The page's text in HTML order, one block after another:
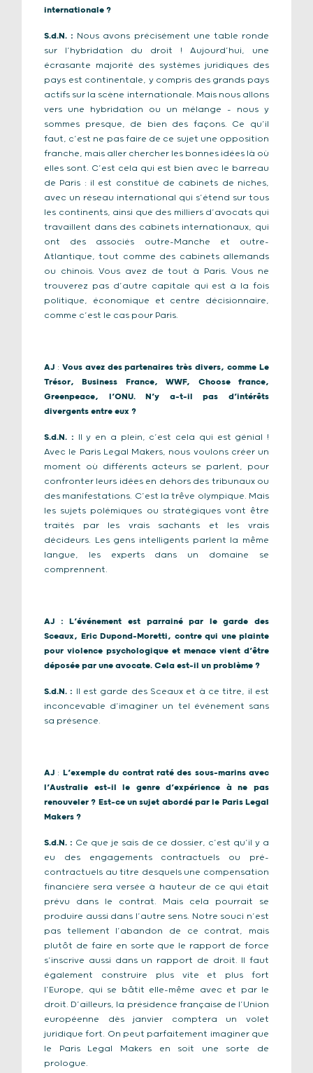
internationale ?
S.d.N. : Nous avons précisément une table ronde
sur l’hybridation du droit ! Aujourd’hui, une
écrasante majorité des systèmes juridiques des
pays est continentale, y compris des grands pays
actifs sur la scène internationale. Mais nous allons
vers une hybridation ou un mélange – nous y
sommes presque, de bien des façons. Ce qu’il
faut, c’est ne pas faire de ce sujet une opposition
franche, mais aller chercher les bonnes idées là où
elles sont. C’est cela qui est bien avec le barreau
de Paris : il est constitué de cabinets de niches,
avec un réseau international qui s’étend sur tous
les continents, ainsi que des milliers d’avocats qui
travaillent dans des cabinets internationaux, qui
ont des associés outre-Manche et outre-
Atlantique, tout comme des cabinets allemands
ou chinois. Vous avez de tout à Paris. Vous ne
trouverez pas d’autre capitale qui est à la fois
politique, économique et centre décisionnaire,
comme c’est le cas pour Paris.
AJ : Vous avez des partenaires très divers, comme Le
Trésor, Business France, WWF, Choose france,
Greenpeace, l’ONU. N’y a-t-il pas d’intérêts
divergents entre eux ?
S.d.N. : Il y en a plein, c’est cela qui est génial !
Avec le Paris Legal Makers, nous voulons créer un
moment où différents acteurs se parlent, pour
confronter leurs idées en dehors des tribunaux ou
des manifestations. C’est la trêve olympique. Mais
les sujets polémiques ou stratégiques vont être
traités par les vrais sachants et les vrais
décideurs. Les gens intelligents parlent la même
langue, les experts dans un domaine se
comprennent.
AJ : L’événement est parrainé par le garde des
Sceaux, Eric Dupond-Moretti, contre qui une plainte
pour violence psychologique et menace vient d’être
déposée par une avocate. Cela est-il un problème ?
S.d.N. : Il est garde des Sceaux et à ce titre, il est
inconcevable d’imaginer un tel événement sans
sa présence.
AJ : L’exemple du contrat raté des sous-marins avec
l’Australie est-il le genre d’expérience à ne pas
renouveler ? Est-ce un sujet abordé par le Paris Legal
Makers ?
S.d.N. : Ce que je sais de ce dossier, c’est qu’il y a
eu des engagements contractuels ou pré-
contractuels au titre desquels une compensation
financière sera versée à hauteur de ce qui était
prévu dans le contrat. Mais cela pourrait se
produire aussi dans l’autre sens. Notre souci n’est
pas tellement l’abandon de ce contrat, mais
plutôt de faire en sorte que le rapport de force
s’inscrive aussi dans un rapport de droit. Il faut
également construire plus vite et plus fort
l’Europe, qui se bâtit elle-même avec et par le
droit. D’ailleurs, la présidence française de l’Union
européenne dès janvier comptera un volet
juridique fort. On peut parfaitement imaginer que
le Paris Legal Makers en soit une sorte de
prologue.